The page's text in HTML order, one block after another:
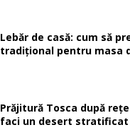
Lebăr de casă: cum să
tradițional pentru masa
Prăjitură Tosca după
faci un desert